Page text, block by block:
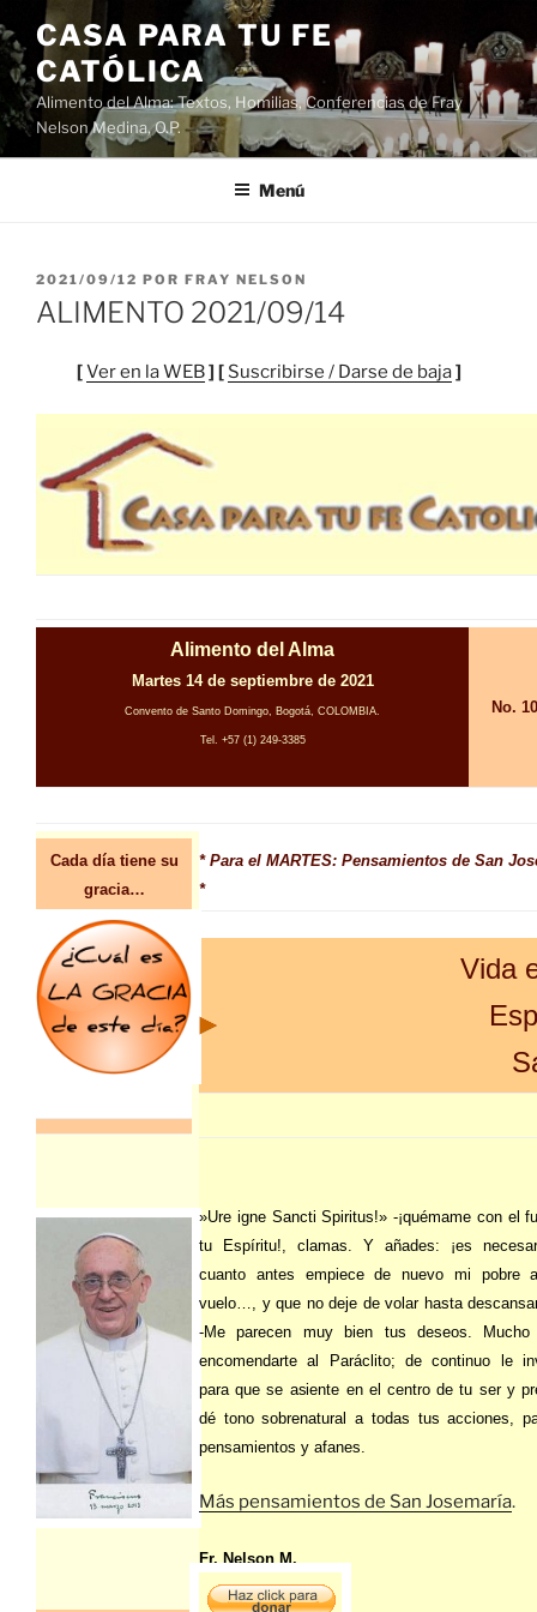
Saltar
al
contenido
CASA PARA TU FE
CATÓLICA
Alimento del Alma: Textos, Homilias, Conferencias de Fray
Nelson Medina, O.P.
Menú
PUBLICADO
EL
2021/09/12 POR FRAY NELSON
ALIMENTO 2021/09/14
[Ver en la WEB] [ Suscribirse / Darse de baja]
Alimento del Alma
Martes 14 de septiembre de 2021
Convento de Santo Domingo, Bogotá, COLOMBIA.
Tel. +57 (1) 249-3385
No.
Cada día tiene su
gracia…
* Para el MARTES: Pensamientos de San
*
Vida
»Ure igne Sancti Spiritus!» -¡quémame con el
tu Espíritu!, clamas. Y añades: ¡es
cuanto antes empiece de nuevo mi pobre
vuelo…, y que no deje de volar hasta
-Me parecen muy bien tus deseos.
encomendarte al Paráclito; de continuo le
para que se asiente en el centro de tu ser y
dé tono sobrenatural a todas tus acciones,
pensamientos y afanes.
Más pensamientos de San Josemaría.
Fr. Nelson M.